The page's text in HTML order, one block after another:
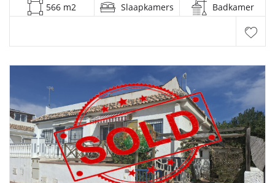
566 m2 Slaapkamers Badkamer